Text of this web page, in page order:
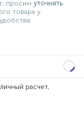
просим уточнять
товара у
расчет,